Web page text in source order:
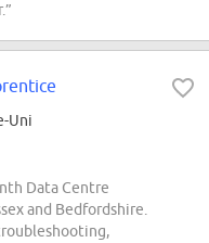
Uni
Data Centre
and Bedfordshire.